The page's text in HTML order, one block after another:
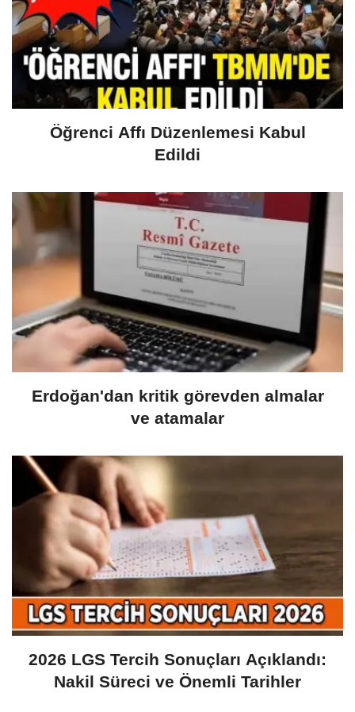
Öğrenci Affı Düzenlemesi Kabul
Edildi
Erdoğan'dan kritik görevden almalar
ve atamalar
2026 LGS Tercih Sonuçları Açıklandı:
Nakil Süreci ve Önemli Tarihler